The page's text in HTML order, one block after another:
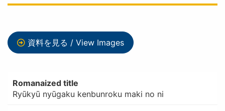
資料を見る / View Images
Romanaized title
Ryūkyū nyūgaku kenbunroku maki no ni